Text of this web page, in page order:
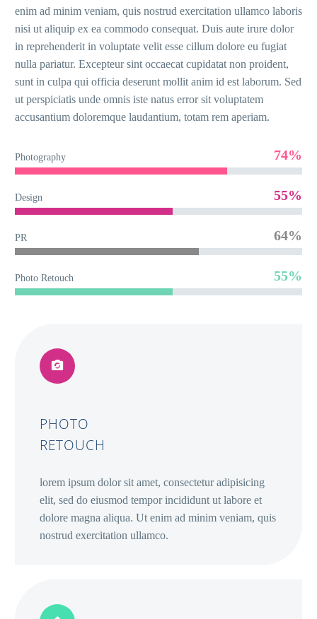
enim ad minim veniam, quis nostrud exercitation ullamco laboris
nisi ut aliquip ex ea commodo consequat. Duis aute irure dolor
in reprehenderit in voluptate velit esse cillum dolore eu fugiat
nulla pariatur. Excepteur sint occaecat cupidatat non proident,
sunt in culpa qui officia deserunt mollit anim id est laborum. Sed
ut perspiciatis unde omnis iste natus error sit voluptatem
accusantium doloremque laudantium, totam rem aperiam.
Photography 74%
Design 55%
PR 64%
Photo Retouch 55%
PHOTO
RETOUCH
lorem ipsum dolor sit amet, consectetur adipisicing
elit, sed do eiusmod tempor incididunt ut labore et
dolore magna aliqua. Ut enim ad minim veniam, quis
nostrud exercitation ullamco.